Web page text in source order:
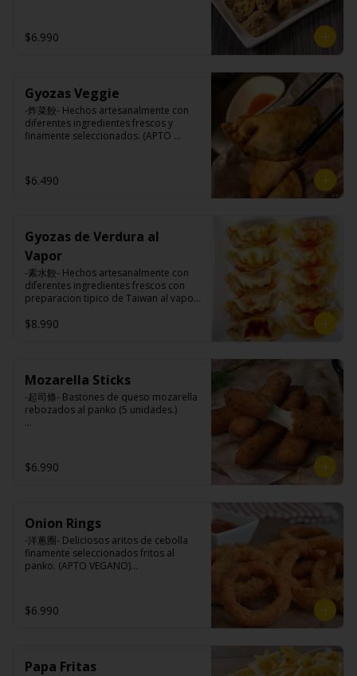
por dentro.
Champiñones, pimienta, sal, ajo,
cebollín, azúcar), huevo, aceite, agua,
maicena, harina tapioca, harina trigo,
sal.
$6.990
Gyozas Veggie
-炸菜餃- Hechos artesanalmente con
diferentes ingredientes frescos y
finamente seleccionados. (APTO
sabores (naranja, canela, anís,
pimienta y comino).
$6.490
Gyozas de Verdura al
Vapor
-素水餃- Hechos artesanalmente con
diferentes ingredientes frescos con
preparacion tipico de Taiwan al vapor
salsa de ajo hecho de casa. (APTO
Ingredientes:
Carne de soya, repollo, zanahoria,
harina de trigo, condimento de 5
sabores (naranja, canela, anís,
$8.990
Mozarella Sticks
-起司條- Bastones de queso mozarella
rebozados al panko (5 unidades.)
Ingredientes:
Queso mozzarella, harina de trigo,
$6.990
Onion Rings
-洋蔥圈- Deliciosos aritos de cebolla
finamente seleccionados fritos al
panko. (APTO VEGANO)
Ingredientes:
$6.990
Papa Fritas